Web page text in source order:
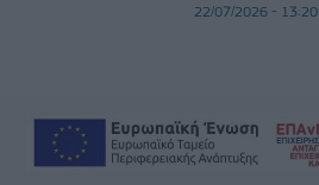
22/07/2026 - 13:20